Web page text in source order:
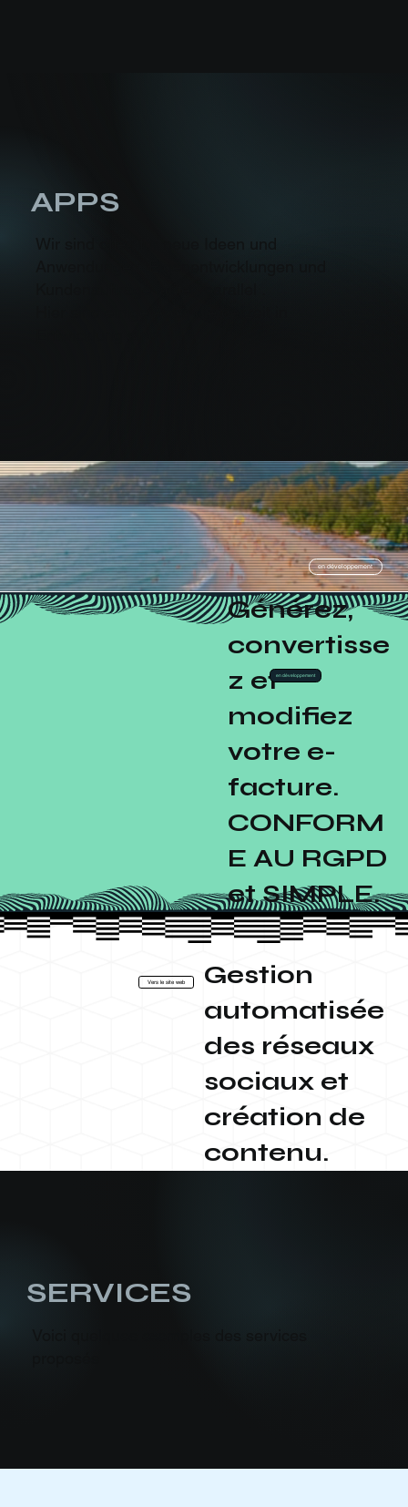
APPS
en développement
Générez,
convertisse
z et
modifiez
votre e-
facture.
CONFORM
E AU RGPD
et SIMPLE.
en développement
Vers le site web
Gestion
automatisée
des réseaux
sociaux et
création de
contenu.
SERVICES